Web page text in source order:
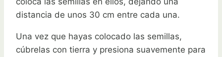
distancia de unos 30 cm entre cada una.
Una vez que hayas colocado las semillas,
cúbrelas con tierra y presiona suavemente para